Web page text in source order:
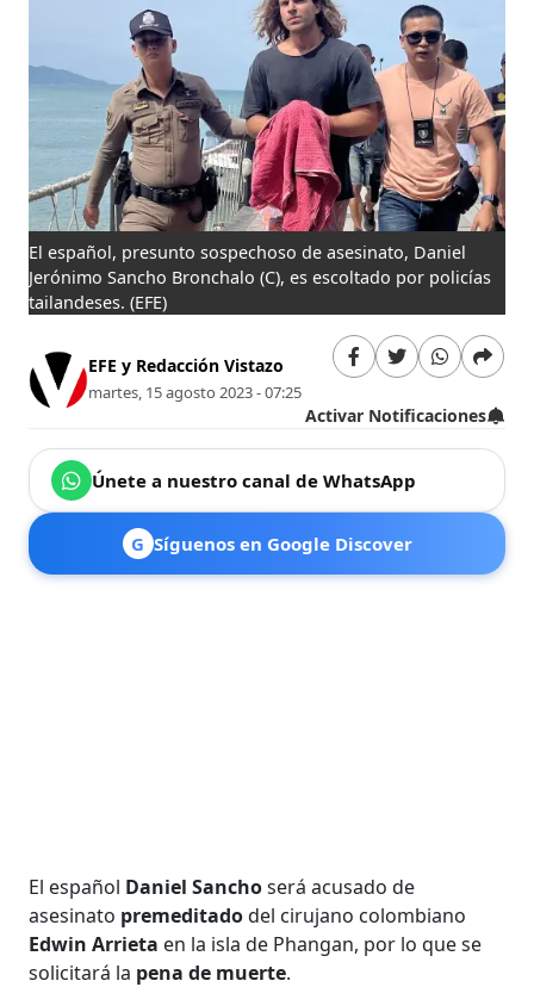
El español, presunto sospechoso de asesinato, Daniel
Jerónimo Sancho Bronchalo (C), es escoltado por policías
tailandeses. (EFE)
EFE y Redacción Vistazo
martes, 15 agosto 2023 - 07:25
Activar Notificaciones
Únete a nuestro canal de WhatsApp
G Síguenos en Google Discover
El español Daniel Sanchoserá acusado de
asesinato premeditadodel cirujano colombiano
Edwin Arrieta en la isla de Phangan, por lo que se
solicitará la pena de muerte.